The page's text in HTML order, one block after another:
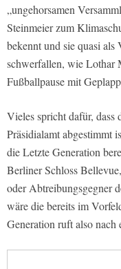
„ungehorsamen
Steinmeier zum
bekennt und sie quasi
schwerfallen, wie Lothar
Fußballpause mit
Vieles spricht dafür, dass
Präsidialamt abgestimmt
die Letzte Generation
Berliner Schloss
oder Abtreibungsgegner
wäre die bereits im
Generation ruft also